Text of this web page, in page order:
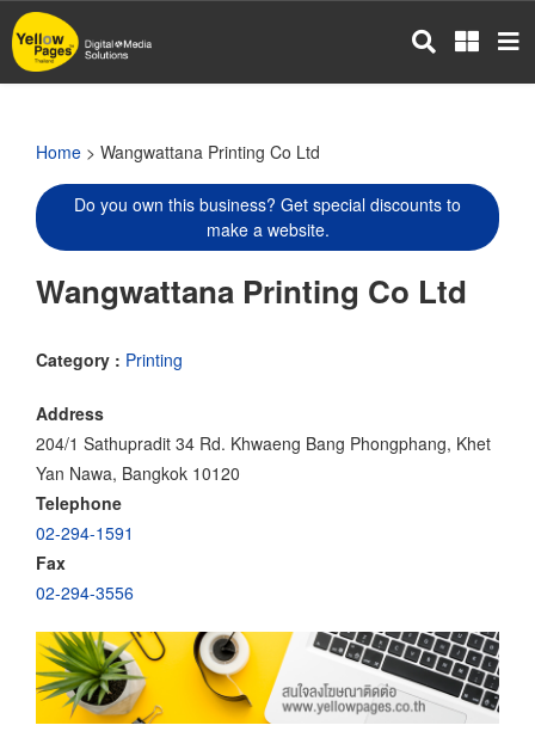
Skip
to
main
Home > Wangwattana Printing Co Ltd
Do you own this business? Get special discounts to
make a website.
Wangwattana Printing Co Ltd
Category : Printing
Address
204/1 Sathupradit 34 Rd. Khwaeng Bang Phongphang, Khet
Yan Nawa, Bangkok 10120
Telephone
02-294-1591
Fax
02-294-3556